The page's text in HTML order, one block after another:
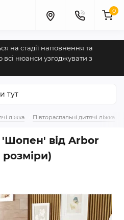
на стадії наповнення та
нюанси узгоджувати з
0
ліжка Півтораспальні дитячі ліжка
від Arbor
розміри)